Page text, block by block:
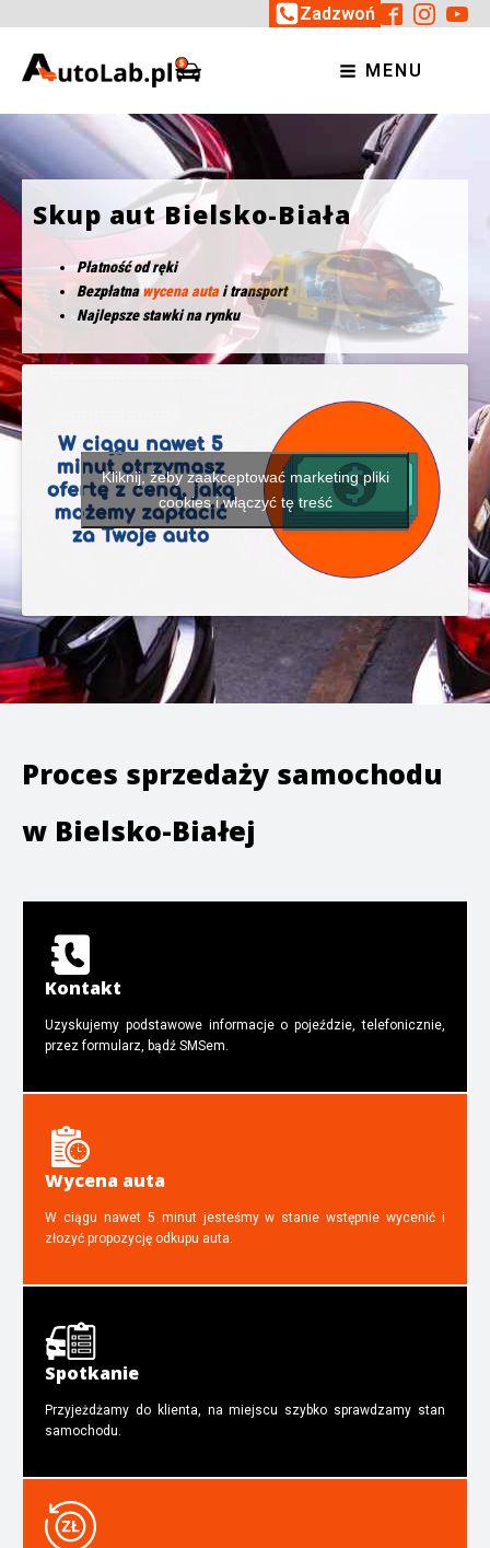
Zadzwoń
MENU
Skup aut Bielsko-Biała
Płatność od ręki
Bezpłatnawycena autai transport
Najlepsze stawki na rynku
Kliknij, żeby zaakceptować marketing pliki
cookies i włączyć tę treść
Proces sprzedaży samochodu
w Bielsko-Białej
Kontakt
Uzyskujemy podstawowe informacje o pojeździe, telefonicznie,
przez formularz, bądź SMSem.
Wycena auta
W ciągu nawet 5 minut jesteśmy w stanie wstępnie wycenić i
złozyć propozycję odkupu auta.
Spotkanie
Przyjeżdżamy do klienta, na miejscu szybko sprawdzamy stan
samochodu.